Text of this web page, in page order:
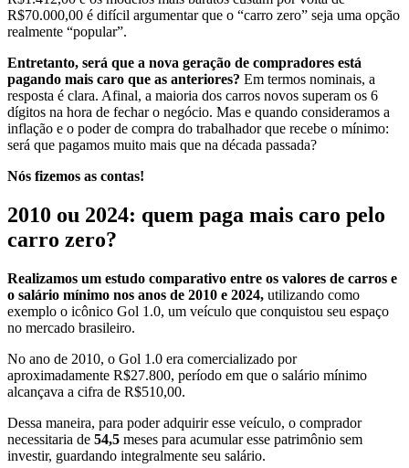
R$70.000,00 é difícil argumentar que o “carro zero” seja uma opção
realmente “popular”.
Entretanto, será que a nova geração de compradores está
pagando mais caro que as anteriores? Em termos nominais, a
resposta é clara. Afinal, a maioria dos carros novos superam os 6
dígitos na hora de fechar o negócio. Mas e quando consideramos a
inflação e o poder de compra do trabalhador que recebe o mínimo:
será que pagamos muito mais que na década passada?
Nós fizemos as contas!
2010 ou 2024: quem paga mais caro pelo
carro zero?
Realizamos um estudo comparativo entre os valores de carros e
o salário mínimo nos anos de 2010 e 2024, utilizando como
exemplo o icônico Gol 1.0, um veículo que conquistou seu espaço
no mercado brasileiro.
No ano de 2010, o Gol 1.0 era comercializado por
aproximadamente R$27.800, período em que o salário mínimo
alcançava a cifra de R$510,00.
Dessa maneira, para poder adquirir esse veículo, o comprador
necessitaria de 54,5 meses para acumular esse patrimônio sem
investir, guardando integralmente seu salário.